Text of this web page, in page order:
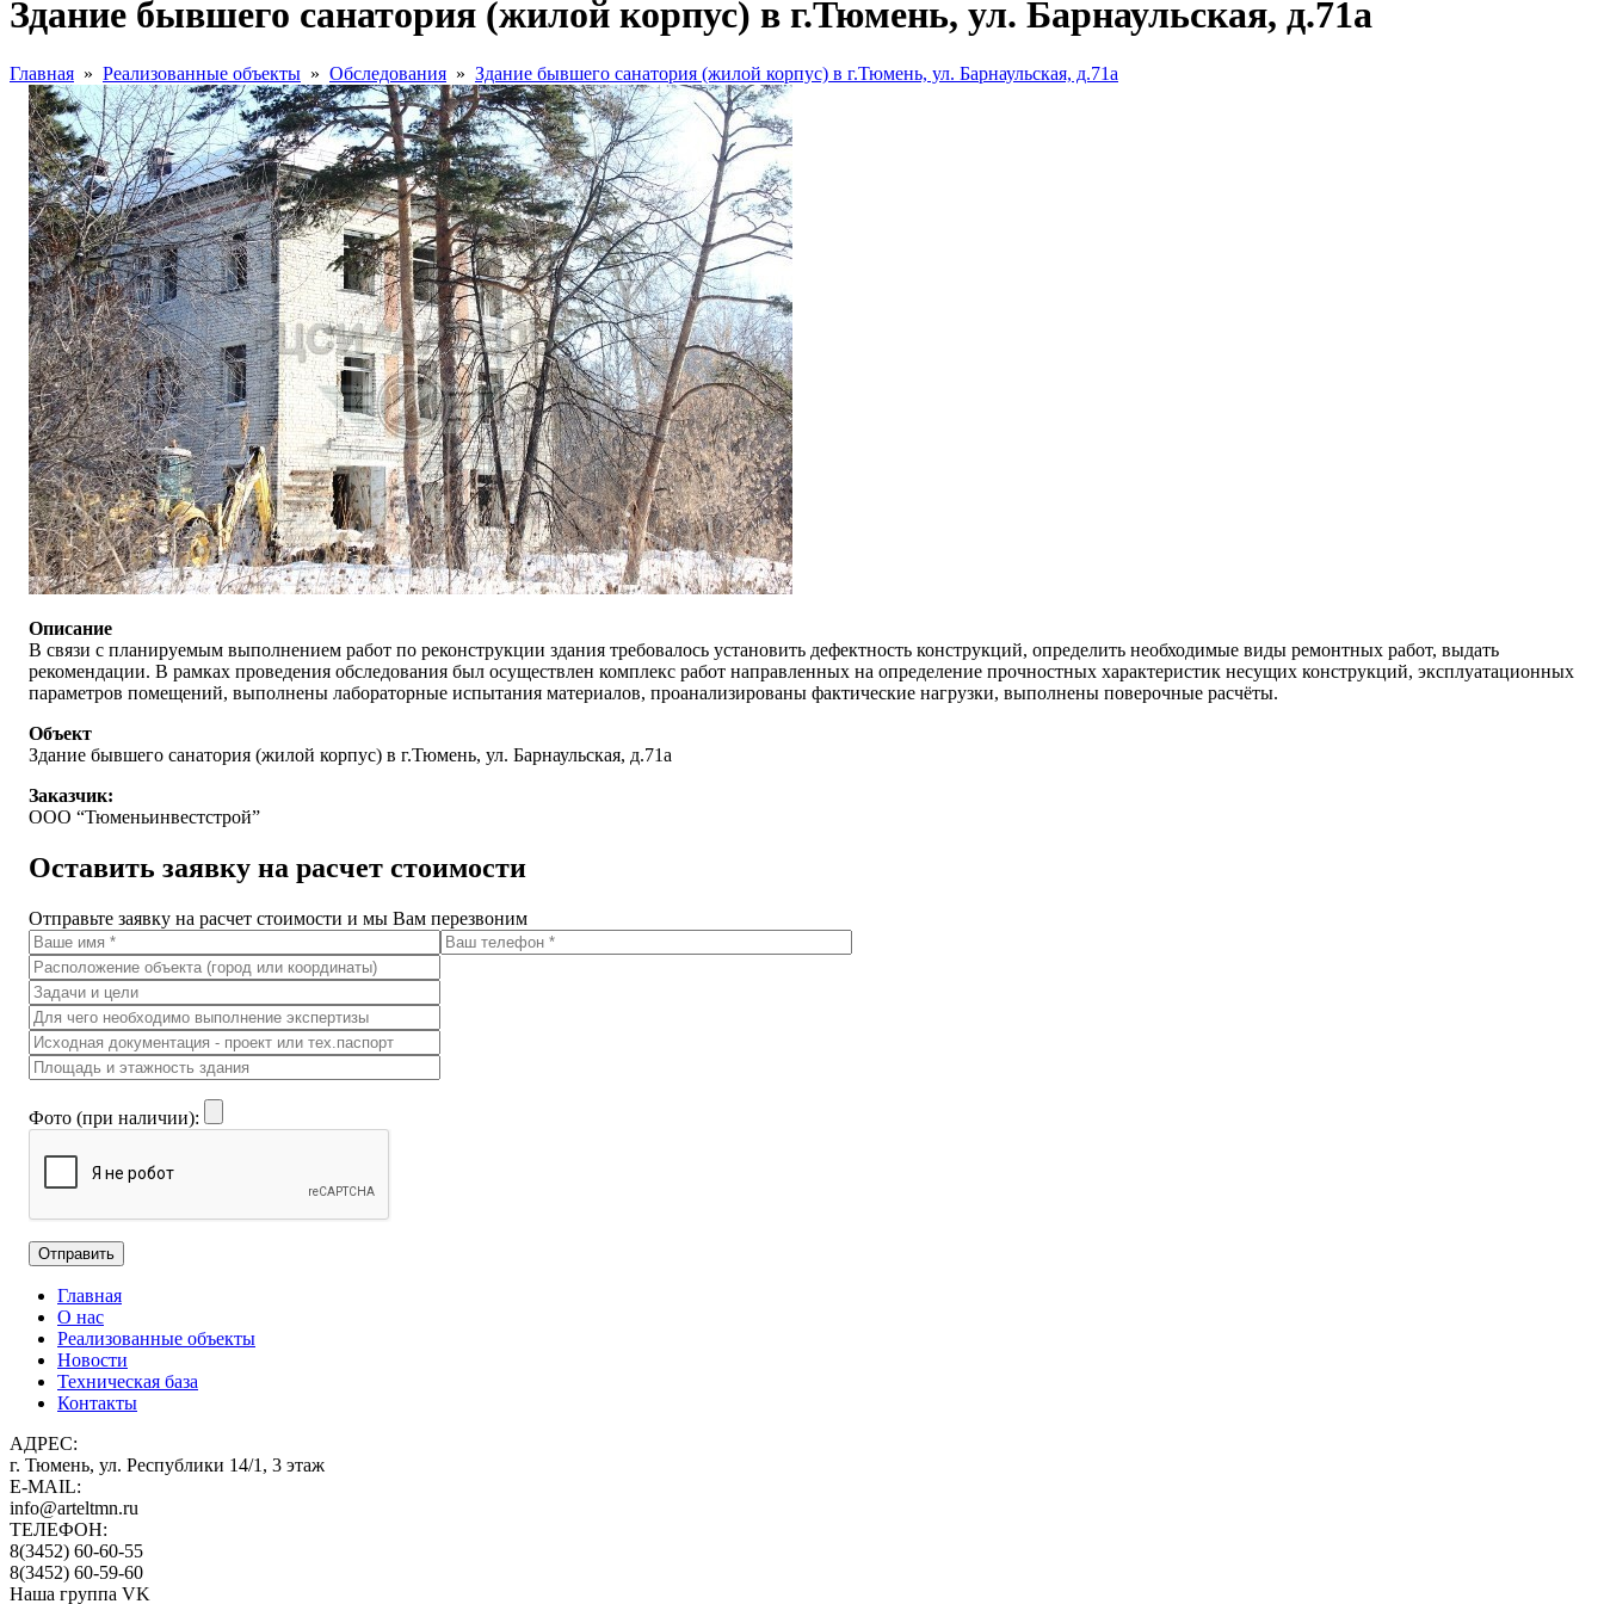
Здание бывшего санатория (жилой корпус) в г.Тюмень, ул. Барнаульская, д.71а
Главная » Реализованные объекты » Обследования » Здание бывшего санатория (жилой корпус) в г.Тюмень, ул. Барнаульская, д.71а
Описание
В связи с планируемым выполнением работ по реконструкции здания требовалось установить дефектность конструкций, определить необходимые виды ремонтных работ, выдать
рекомендации. В рамках проведения обследования был осуществлен комплекс работ направленных на определение прочностных характеристик несущих конструкций, эксплуатационных
параметров помещений, выполнены лабораторные испытания материалов, проанализированы фактические нагрузки, выполнены поверочные расчёты.
Объект
Здание бывшего санатория (жилой корпус) в г.Тюмень, ул. Барнаульская, д.71а
Заказчик:
ООО “Тюменьинвестстрой”
Оставить заявку на расчет стоимости
Отправьте заявку на расчет стоимости и мы Вам перезвоним
Фото (при наличии):
Главная
О нас
Реализованные объекты
Новости
Техническая база
Контакты
АДРЕС:
г. Тюмень, ул. Республики 14/1, 3 этаж
E-MAIL:
info@arteltmn.ru
ТЕЛЕФОН:
8(3452) 60-60-55
8(3452) 60-59-60
Наша группа VK